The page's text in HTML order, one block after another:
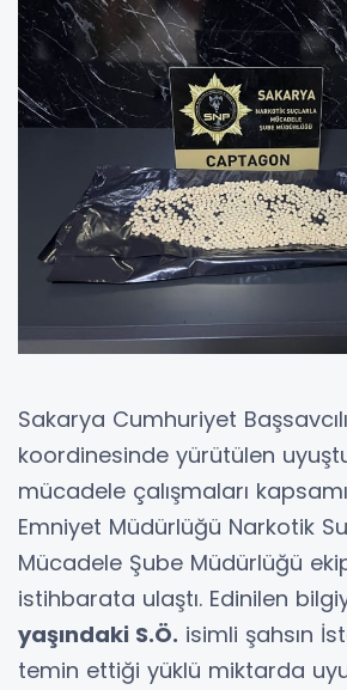
Sakarya Cumhuriyet
koordinesinde yürütülen
mücadele çalışmaları
Emniyet Müdürlüğü Narkotik
Mücadele Şube Müdürlüğü
istihbarata ulaştı. Edinilen
yaşındaki S.Ö. isimli şahsın
temin ettiği yüklü miktarda